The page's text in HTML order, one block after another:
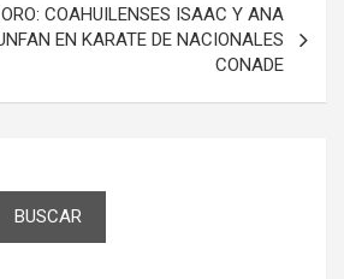
COAHUILENSES ISAAC Y ANA
EN KARATE DE NACIONALES
CONADE
BUSCAR